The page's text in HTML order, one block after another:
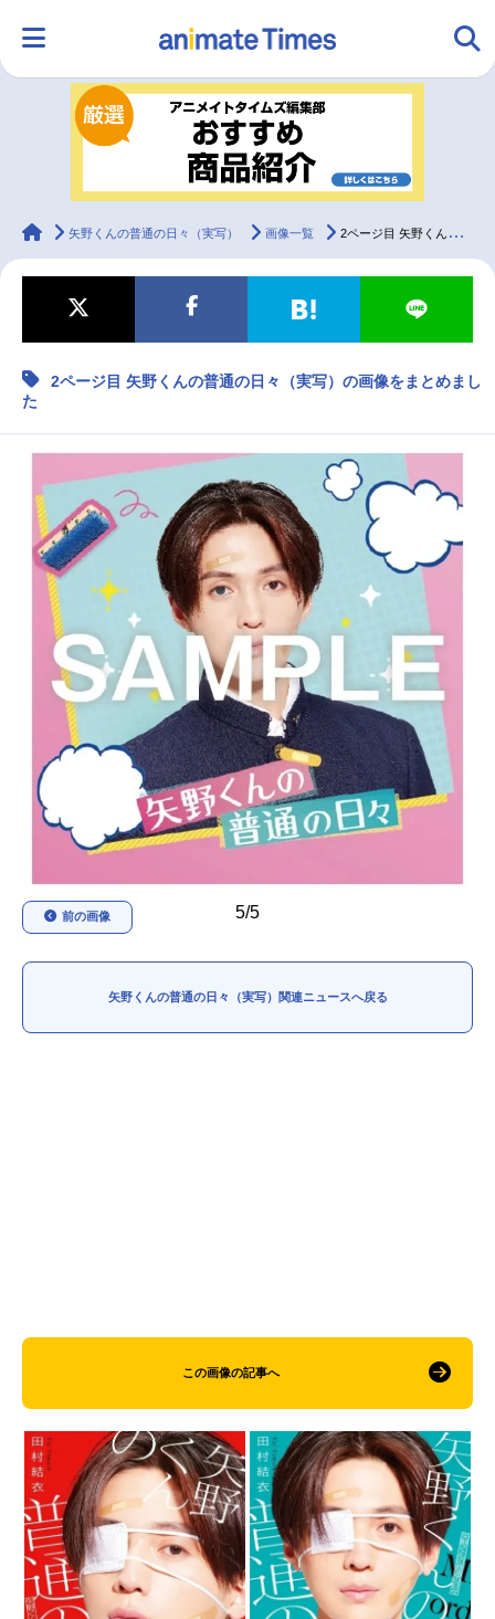
ランキング アニメ
ラジオ
マンガ・ラノベ ゲーム・アプリ 音楽 コスプレ
配信・Vtuber トレンド 無料マンガ
最新記事一覧
アニメ記事一覧 声優記事一覧
アニメ映画一覧 実写化映画一覧
今期アニメ曜日別一覧
春アニメ 夏アニメ
秋アニメ 冬アニメ
男性声優/女性声優一覧
FOLLOW US
animateTimes
矢野くんの普通の日々（実写） 画像一覧 2ページ目 矢野くんの普通の日々（実写）の画像をまとめました
2ページ目 矢野くんの普通の日々（実写）の画像をまとめまし
た
5/5
前の画像
矢野くんの普通の日々（実写）関連ニュースへ戻る
この画像の記事へ